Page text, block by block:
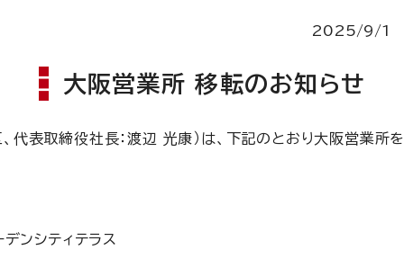
2025/9/1
大阪営業所 移転のお知らせ
代表取締役社長：渡辺 光康）は、下記のとおり大阪営業所
シティテラス